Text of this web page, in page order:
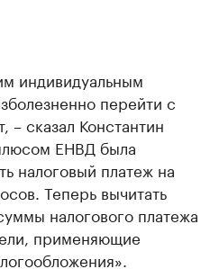
индивидуальным
перейти с
– сказал Константин
ЕНВД была
налоговый платеж на
Теперь вычитать
налогового платежа
применяющие